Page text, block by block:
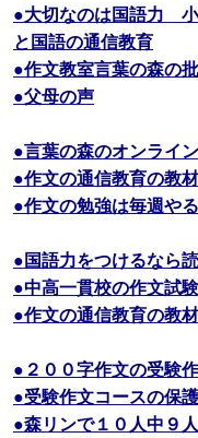
●大切なのは国語力
と国語の通信教育
●作文教室言葉の森の
●父母の声
●言葉の森のオンライ
●作文の通信教育の教
●作文の勉強は毎週や
●国語力をつけるなら
●中高一貫校の作文試
●作文の通信教育の教
●２００字作文の受験
●受験作文コースの保
●森リンで１０人中９